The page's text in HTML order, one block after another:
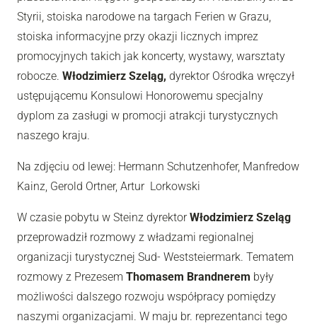
Styrii, stoiska narodowe na targach Ferien w Grazu,
stoiska informacyjne przy okazji licznych imprez
promocyjnych takich jak koncerty, wystawy, warsztaty
robocze. Włodzimierz Szeląg, dyrektor Ośrodka wręczył
ustępującemu Konsulowi Honorowemu specjalny
dyplom za zasługi w promocji atrakcji turystycznych
naszego kraju.
Na zdjęciu od lewej: Hermann Schutzenhofer, Manfredow
Kainz, Gerold Ortner, Artur Lorkowski
W czasie pobytu w Steinz dyrektorWłodzimierz Szeląg
przeprowadził rozmowy z władzami regionalnej
organizacji turystycznej Sud- Weststeiermark. Tematem
rozmowy z Prezesem Thomasem Brandnerem były
możliwości dalszego rozwoju współpracy pomiędzy
naszymi organizacjami. W maju br. reprezentanci tego